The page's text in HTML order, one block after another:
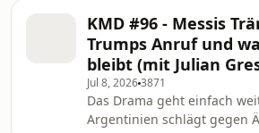
überragend oder eher
seiner Engländer über
verfolgt hat. Was genau hat
dem speziellen Interview
Tuchel danach auf sich?
war Mario in Kansas City
nächsten Drama der
KMD #96 - Messis
Trumps Anruf und
bleibt (mit Julian
Jul 8, 20263871
Das Drama geht einfach
Argentinien schlägt gegen